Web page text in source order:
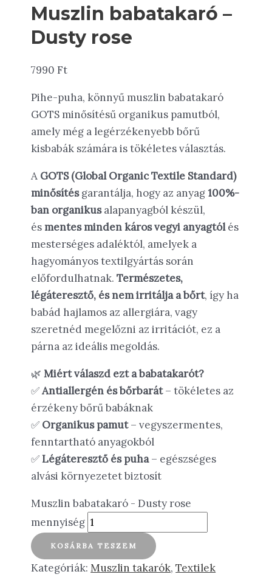
Muszlin babatakaró –
Dusty rose
7990Ft
Pihe-puha, könnyű muszlin babatakaró
GOTS minősítésű organikus pamutból,
amely még a legérzékenyebb bőrű
kisbabák számára is tökéletes választás.
A GOTS (Global Organic Textile Standard)
minősítésgarantálja, hogy az anyag100%-
ban organikusalapanyagból készül,
és mentes minden káros vegyi anyagtólés
mesterséges adaléktól, amelyek a
hagyományos textilgyártás során
előfordulhatnak.Természetes,
légáteresztő, és nem irritálja a bőrt, így ha
babád hajlamos az allergiára, vagy
szeretnéd megelőzni az irritációt, ez a
párna az ideális megoldás.
🌿Miért válaszd ezt a babatakarót?
✅Antiallergén és bőrbarát– tökéletes az
érzékeny bőrű babáknak
✅ Organikus pamut– vegyszermentes,
fenntartható anyagokból
✅Légáteresztő és puha– egészséges
alvási környezetet biztosít
Muszlin babatakaró - Dusty rose
mennyiség
KOSÁRBA TESZEM
Kategóriák:Muszlin takarók,Textilek